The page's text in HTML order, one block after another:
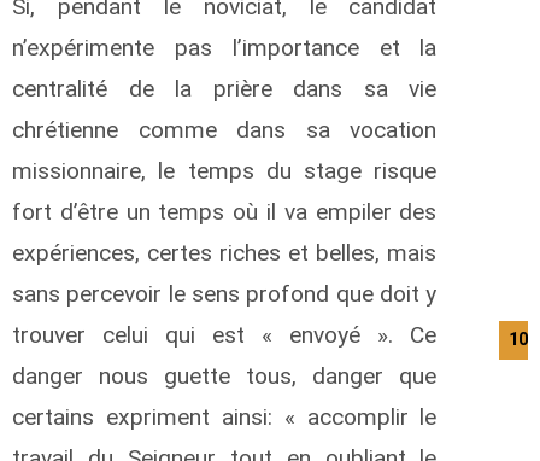
Si, pendant le noviciat, le candidat
n’expérimente pas l’importance et la
centralité de la prière dans sa vie
chrétienne comme dans sa vocation
missionnaire, le temps du stage risque
fort d’être un temps où il va empiler des
expériences, certes riches et belles, mais
sans percevoir le sens profond que doit y
trouver celui qui est « envoyé ». Ce
danger nous guette tous, danger que
certains expriment ainsi: « accomplir le
10/